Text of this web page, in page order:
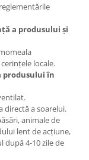
a produsului și
locale.
produsului în
directă a soarelui.
animale de
lent de acțiune,
după 4-10 zile de